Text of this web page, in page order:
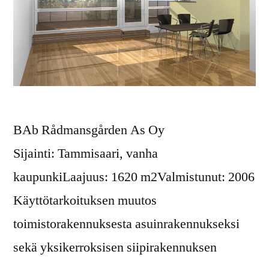
BAb Rådmansgården As Oy
Sijainti: Tammisaari, vanha
kaupunkiLaajuus: 1620 m2Valmistunut: 2006
Käyttötarkoituksen muutos
toimistorakennuksesta asuinrakennukseksi
sekä yksikerroksisen siipirakennuksen